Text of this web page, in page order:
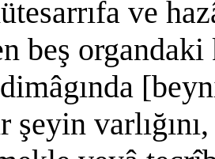
ve
beş
şeyin